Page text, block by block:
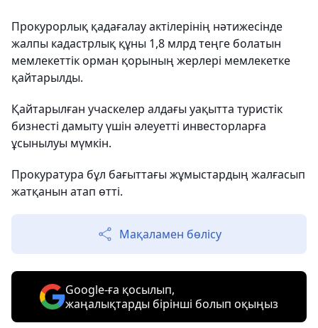
Прокурорлық қадағалау актілерінің нәтижесінде
жалпы кадастрлық құны 1,8 млрд теңге болатын
мемлекеттік орман қорының жерлері мемлекетке
қайтарылды.
Қайтарылған учаскелер алдағы уақытта туристік
бизнесті дамыту үшін әлеуетті инвесторларға
ұсынылуы мүмкін.
Прокуратура бұл бағыттағы жұмыстардың жалғасып
жатқанын атап өтті.
Мақаламен бөлісу
Google-ға қосылып,
жаңалықтарды бірінші болып оқыңыз